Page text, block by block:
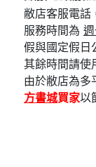
敝店客服電
服務時間為
假與國定假日
其餘時間請使
由於敝店為多
方書城買家以